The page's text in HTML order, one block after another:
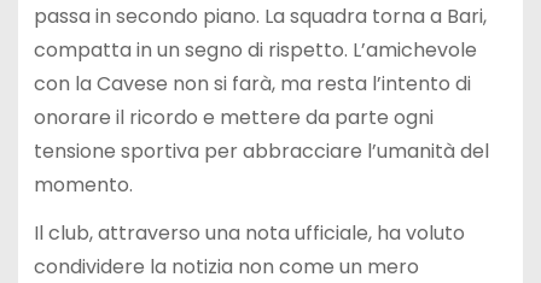
passa in secondo piano. La squadra torna a Bari,
compatta in un segno di rispetto. L’amichevole
con la Cavese non si farà, ma resta l’intento di
onorare il ricordo e mettere da parte ogni
tensione sportiva per abbracciare l’umanità del
momento.
Il club, attraverso una nota ufficiale, ha voluto
condividere la notizia non come un mero